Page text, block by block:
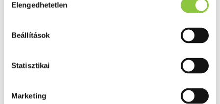
kiválasztása
Elengedhetetlen
Beállítások
Statisztikai
Marketing
Í́nygyulladás